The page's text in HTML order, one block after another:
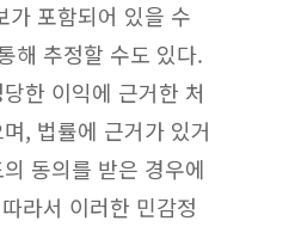
가 포함되어 있을 수
해 추정할 수도 있다.
한 이익에 근거한 처
, 법률에 근거가 있거
동의를 받은 경우에
라서 이러한 민감정